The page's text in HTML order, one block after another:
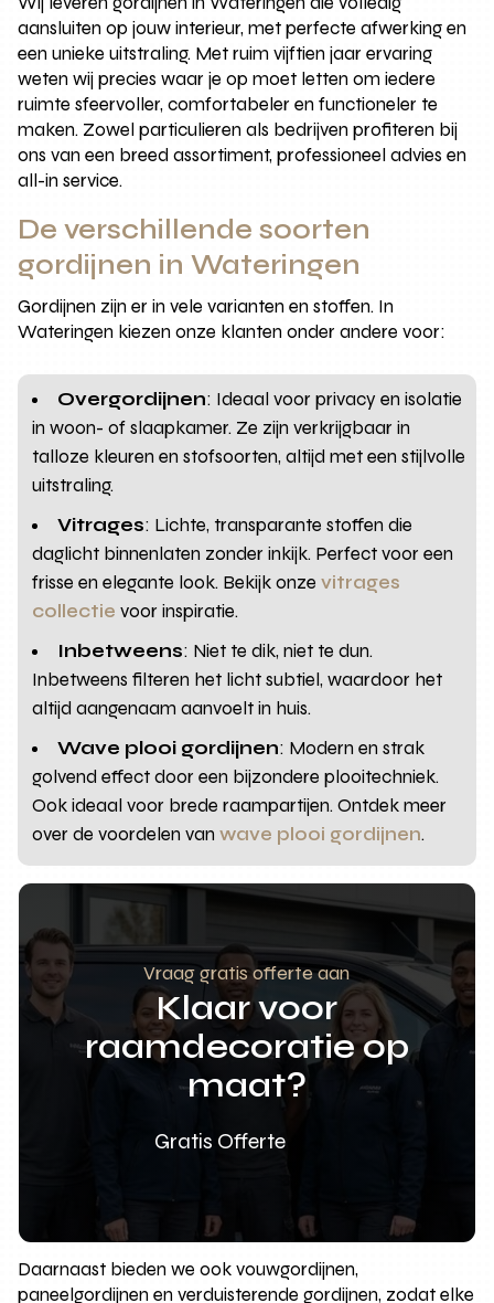
aansluiten op jouw interieur, met perfecte afwerking en
een unieke uitstraling. Met ruim vijftien jaar ervaring
weten wij precies waar je op moet letten om iedere
ruimte sfeervoller, comfortabeler en functioneler te
maken. Zowel particulieren als bedrijven profiteren bij
ons van een breed assortiment, professioneel advies en
all-in service.
De verschillende soorten
gordijnen in Wateringen
Gordijnen zijn er in vele varianten en stoffen. In
Wateringen kiezen onze klanten onder andere voor:
Overgordijnen: Ideaal voor privacy en isolatie
in woon- of slaapkamer. Ze zijn verkrijgbaar in
talloze kleuren en stofsoorten, altijd met een stijlvolle
uitstraling.
Vitrages: Lichte, transparante stoffen die
daglicht binnenlaten zonder inkijk. Perfect voor een
frisse en elegante look. Bekijk onzevitrages
collectie voor inspiratie.
Inbetweens: Niet te dik, niet te dun.
Inbetweens filteren het licht subtiel, waardoor het
altijd aangenaam aanvoelt in huis.
Wave plooi gordijnen: Modern en strak
golvend effect door een bijzondere plooitechniek.
Ook ideaal voor brede raampartijen. Ontdek meer
over de voordelen vanwave plooi gordijnen.
Vraag gratis offerte aan
Klaar voor
raamdecoratie op
maat?
Gratis Offerte
Daarnaast bieden we ook vouwgordijnen,
paneelgordijnen en verduisterende gordijnen, zodat elke